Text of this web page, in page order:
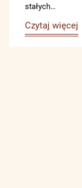
stałych…
Czytaj więcej